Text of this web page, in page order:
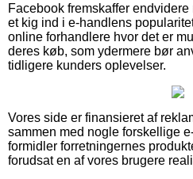
Facebook fremskaffer
et kig ind i e-handlens
online forhandlere hvor det er
deres køb, som ydermere bør
tidligere kunders oplevelser.
Vores side er finansieret af
sammen med nogle forskellige
formidler forretningernes
forudsat en af vores brugere